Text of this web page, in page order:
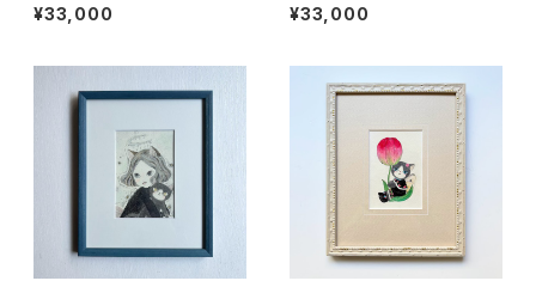
¥33,000 ¥33,000